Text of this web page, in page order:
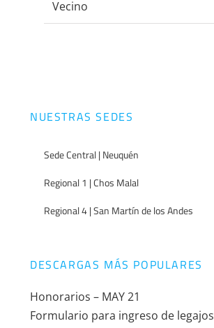
Vecino
NUESTRAS SEDES
Sede Central | Neuquén
Regional 1 | Chos Malal
Regional 4 | San Martín de los Andes
DESCARGAS MÁS POPULARES
Honorarios – MAY 21
Formulario para ingreso de legajos